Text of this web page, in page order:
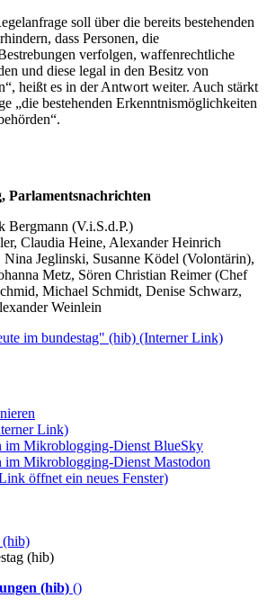
soll über die bereits bestehenden
dass Personen, die
verfolgen, waffenrechtliche
und diese legal in den Besitz von
heißt es in der Antwort weiter. Auch stärkt
„die bestehenden Erkenntnismöglichkeiten
Parlamentsnachrichten
Bergmann (V.i.S.d.P.)
Claudia Heine, Alexander Heinrich
Nina Jeglinski, Susanne Ködel (Volontärin),
Metz, Sören Christian Reimer (Chef
Michael Schmidt, Denise Schwarz,
Weinlein
im bundestag" (hib) (Interner Link)
Link)
im Mikroblogging-Dienst BlueSky
im Mikroblogging-Dienst Mastodon
öffnet ein neues Fenster)
(hib)
(hib)
(hib) ()